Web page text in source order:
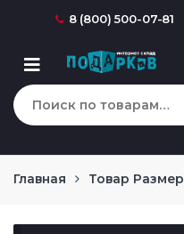
8 (800) 500-07-81
Искать:
Главная Товар Размер